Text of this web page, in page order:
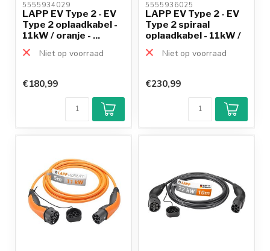
5555934029
LAPP EV Type 2 - EV
Type 2 oplaadkabel -
11kW / oranje - ...
Niet op voorraad
€180,99
5555936025
LAPP EV Type 2 - EV
Type 2 spiraal
oplaadkabel - 11kW /
o...
Niet op voorraad
€230,99